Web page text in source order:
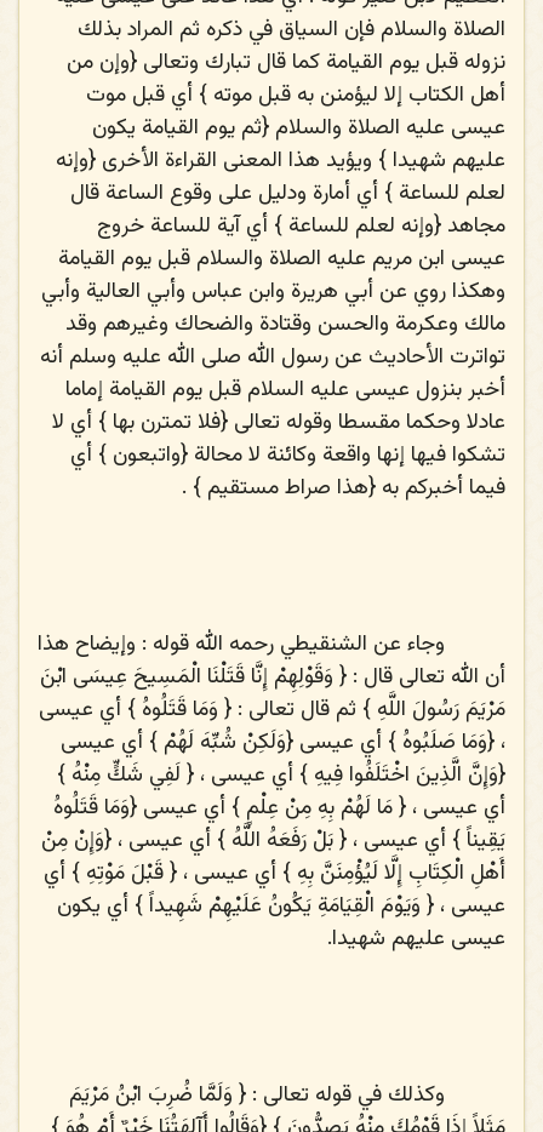
الصلاة والسلام فإن السياق في ذكره ثم المراد بذلك
نزوله قبل يوم القيامة كما قال تبارك وتعالى {وإن من
أهل الكتاب إلا ليؤمنن به قبل موته } أي قبل موت
عيسى عليه الصلاة والسلام {ثم يوم القيامة يكون
عليهم شهيدا } ويؤيد هذا المعنى القراءة الأخرى {وإنه
لعلم للساعة } أي أمارة ودليل على وقوع الساعة قال
مجاهد {وإنه لعلم للساعة } أي آية للساعة خروج
عيسى ابن مريم عليه الصلاة والسلام قبل يوم القيامة
وهكذا روي عن أبي هريرة وابن عباس وأبي العالية وأبي
مالك وعكرمة والحسن وقتادة والضحاك وغيرهم وقد
تواترت الأحاديث عن رسول الله صلى الله عليه وسلم أنه
أخبر بنزول عيسى عليه السلام قبل يوم القيامة إماما
عادلا وحكما مقسطا وقوله تعالى {فلا تمترن بها } أي لا
تشكوا فيها إنها واقعة وكائنة لا محالة {واتبعون } أي
فيما أخبركم به {هذا صراط مستقيم } .
وجاء عن الشنقيطي رحمه الله قوله : وإيضاح هذا
أن الله تعالى قال : { وَقَوْلِهِمْ إِنَّا قَتَلْنَا الْمَسِيحَ عِيسَى ابْنَ
مَرْيَمَ رَسُولَ اللَّهِ } ثم قال تعالى : { وَمَا قَتَلُوهُ } أي عيسى
، {وَمَا صَلَبُوهُ } أي عيسى {وَلَكِنْ شُبِّهَ لَهُمْ } أي عيسى
{وَإِنَّ الَّذِينَ اخْتَلَفُوا فِيهِ } أي عيسى ، {لَفِي شَكٍّ مِنْهُ }
أي عيسى ، {مَا لَهُمْ بِهِ مِنْ عِلْمٍ } أي عيسى {وَمَا قَتَلُوهُ
يَقِيناً} أي عيسى ، {بَلْ رَفَعَهُ اللَّهُ } أي عيسى ، {وَإِنْ مِنْ
أَهْلِ الْكِتَابِ إِلَّا لَيُؤْمِنَنَّ بِهِ } أي عيسى ، {قَبْلَ مَوْتِهِ } أي
عيسى ، { وَيَوْمَ الْقِيَامَةِ يَكُونُ عَلَيْهِمْ شَهِيداً} أي يكون
عيسى عليهم شهيدا.
وكذلك في قوله تعالى : { وَلَمَّا ضُرِبَ ابْنُ مَرْيَمَ